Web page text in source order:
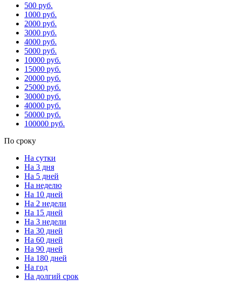
500 руб.
1000 руб.
2000 руб.
3000 руб.
4000 руб.
5000 руб.
10000 руб.
15000 руб.
20000 руб.
25000 руб.
30000 руб.
40000 руб.
50000 руб.
100000 руб.
По сроку
На сутки
На 3 дня
На 5 дней
На неделю
На 10 дней
На 2 недели
На 15 дней
На 3 недели
На 30 дней
На 60 дней
На 90 дней
На 180 дней
На год
На долгий срок